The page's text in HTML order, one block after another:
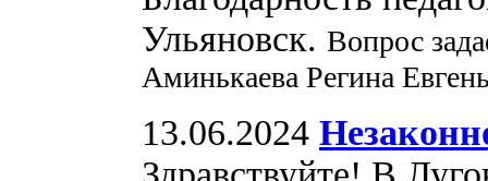
Ульяновск. Вопрос
Аминькаева Регина
13.06.2024